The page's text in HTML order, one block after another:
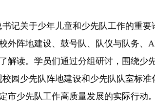
记关于少年儿童和少先队工作的重
阵地建设、鼓号队、队仪与队务、
读。学员们通过分组研讨，围绕少
园少先队阵地建设和少先队队室标
少先队工作高质量发展的实际行动。